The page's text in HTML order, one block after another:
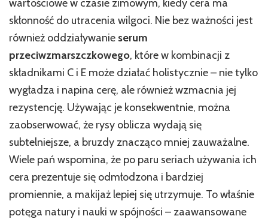
wartościowe w czasie zimowym, kiedy cera ma
skłonność do utracenia wilgoci. Nie bez ważności jest
również oddziaływanie serum
przeciwzmarszczkowego, które w kombinacji z
składnikami C i E może działać holistycznie – nie tylko
wygładza i napina cerę, ale również wzmacnia jej
rezystencję. Używając je konsekwentnie, można
zaobserwować, że rysy oblicza wydają się
subtelniejsze, a bruzdy znacząco mniej zauważalne.
Wiele pań wspomina, że po paru seriach używania ich
cera prezentuje się odmłodzona i bardziej
promiennie, a makijaż lepiej się utrzymuje. To właśnie
potęga natury i nauki w spójności – zaawansowane